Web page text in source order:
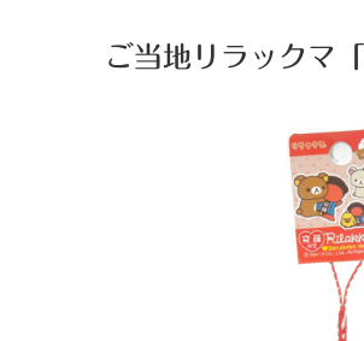
ご当地リラックマ